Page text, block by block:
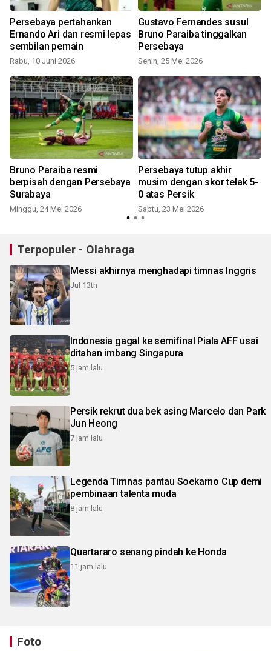
Persebaya pertahankan
Ernando Ari dan resmi lepas
sembilan pemain
Rabu, 10 Juni 2026
Gustavo Fernandes susul
Bruno Paraiba tinggalkan
Persebaya
Senin, 25 Mei 2026
Bruno Paraiba resmi
berpisah dengan Persebaya
Surabaya
Minggu, 24 Mei 2026
Persebaya tutup akhir
musim dengan skor telak 5-
0 atas Persik
Sabtu, 23 Mei 2026
Terpopuler - Olahraga
Messi akhirnya menghadapi timnas Inggris
Jul 13th
Indonesia gagal ke semifinal Piala AFF usai
ditahan imbang Singapura
5 jam lalu
Persik rekrut dua bek asing Marcelo dan Park
Jun Heong
7 jam lalu
Legenda Timnas pantau Soekarno Cup demi
pembinaan talenta muda
8 jam lalu
Quartararo senang pindah ke Honda
11 jam lalu
Foto